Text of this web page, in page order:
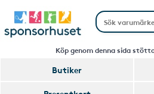
Köp genom denna sida
Butiker